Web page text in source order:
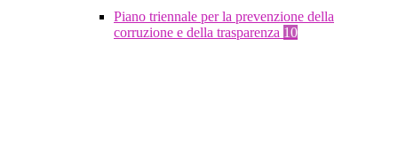
Piano triennale per la prevenzione della
corruzione e della trasparenza 10